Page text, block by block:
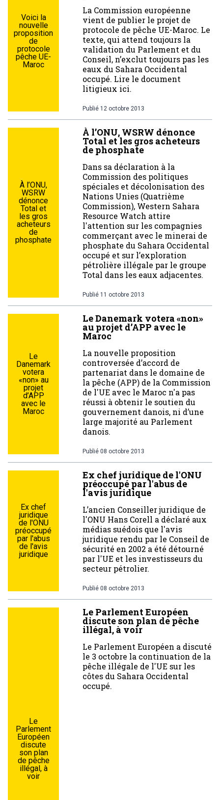
Voici la
nouvelle
proposition
de
protocole
pêche UE-
Maroc
La Commission européenne
vient de publier le projet de
protocole de pêche UE-Maroc. Le
texte, qui attend toujours la
validation du Parlement et du
Conseil, n’exclut toujours pas les
eaux du Sahara Occidental
occupé. Lire le document
litigieux ici.
Publié 12 octobre 2013
À l’ONU,
WSRW
dénonce
Total et
les gros
acheteurs
de
phosphate
À l’ONU, WSRW dénonce
Total et les gros acheteurs
de phosphate
Dans sa déclaration à la
Commission des politiques
spéciales et décolonisation des
Nations Unies (Quatrième
Commission), Western Sahara
Resource Watch attire
l'attention sur les compagnies
commerçant avec le minerai de
phosphate du Sahara Occidental
occupé et sur l’exploration
pétrolière illégale par le groupe
Total dans les eaux adjacentes.
Publié 11 octobre 2013
Le
Danemark
votera
«non» au
projet
d’APP
avec le
Maroc
Le Danemark votera «non»
au projet d’APP avec le
Maroc
La nouvelle proposition
controversée d’accord de
partenariat dans le domaine de
la pêche (APP) de la Commission
de l'UE avec le Maroc n'a pas
réussi à obtenir le soutien du
gouvernement danois, ni d’une
large majorité au Parlement
danois.
Publié 08 octobre 2013
Ex chef
juridique
de l'ONU
préoccupé
par l'abus
de l'avis
juridique
Ex chef juridique de l'ONU
préoccupé par l'abus de
l'avis juridique
L’ancien Conseiller juridique de
l'ONU Hans Corell a déclaré aux
médias suédois que l'avis
juridique rendu par le Conseil de
sécurité en 2002 a été détourné
par l'UE et les investisseurs du
secteur pétrolier.
Publié 08 octobre 2013
Le
Parlement
Européen
discute
son plan
de pêche
illégal, à
voir
Le Parlement Européen
discute son plan de pêche
illégal, à voir
Le Parlement Européen a discuté
le 3 octobre la continuation de la
pêche illégale de l'UE sur les
côtes du Sahara Occidental
occupé.